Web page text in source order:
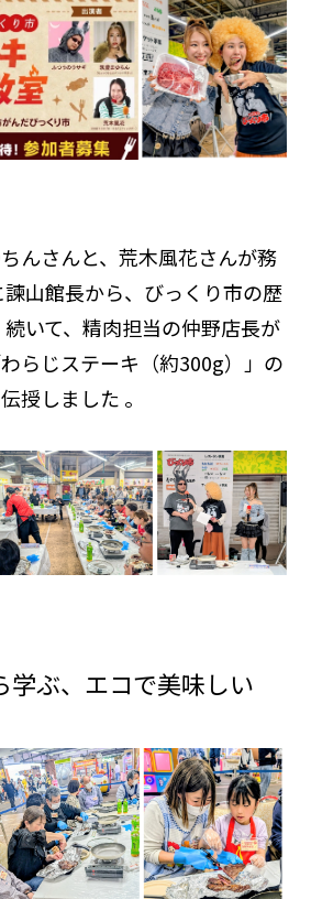
んさんと、荒木風花さんが務
山館長から、びっくり市の歴
いて、精肉担当の仲野店長が
らじステーキ（約300g）」の
授しました 。
学ぶ、エコで美味しい